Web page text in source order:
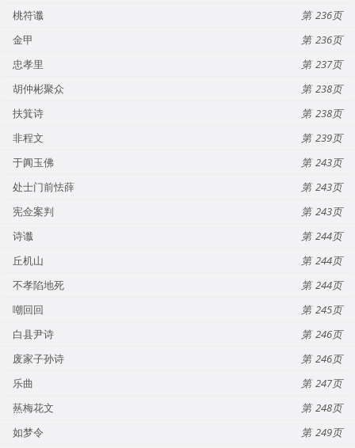
桃符谶
236
金甲
236
忠孝里
237
胡仲彬聚众
238
扶箕诗
238
非程文
239
于阗玉佛
243
处士门前怯薛
243
宪佥案判
243
诗谶
244
丘机山
244
不孝陷地死
244
嘲回回
245
白县尹诗
246
废家子孙诗
246
乐曲
247
爇梅花文
248
如梦令
249